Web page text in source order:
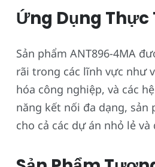
Ứng Dụng Thực
Sản phẩm ANT896-4MA
rãi trong các lĩnh vực như
hóa công nghiệp, và các
năng kết nối đa dạng, sản
cho cả các dự án nhỏ lẻ